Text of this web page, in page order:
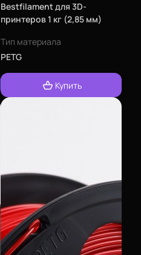
Bestfilament для 3D-
принтеров 1 кг (2,85 мм)
Тип материала
PETG
Купить